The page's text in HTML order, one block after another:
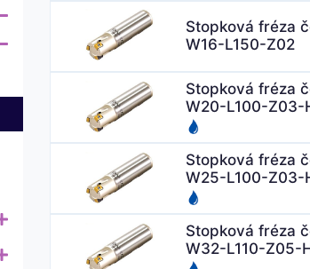
Stopková fréza
W16-L150-Z02
Stopková fréza
W20-L100-Z03-
Stopková fréza
W25-L100-Z03-
Stopková fréza
W32-L110-Z05-